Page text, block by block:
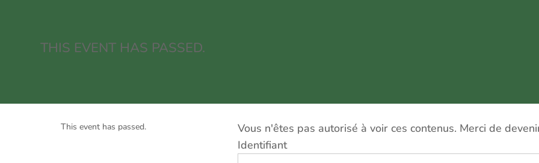
THIS EVENT HAS PASSED.
This event has passed.
Vous n'êtes pas autorisé à voir ces contenus. Merci de
Identifiant